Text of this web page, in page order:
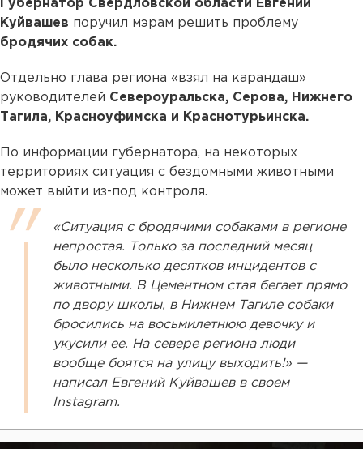
Губернатор Свердловской области Евгений
Куйвашев поручил мэрам решить проблему
бродячих собак.
Отдельно глава региона «взял на карандаш»
руководителей Североуральска, Серова, Нижнего
Тагила, Красноуфимска и Краснотурьинска.
По информации губернатора, на некоторых
территориях ситуация с бездомными животными
может выйти из-под контроля.
«Ситуация с бродячими собаками в регионе
непростая. Только за последний месяц
было несколько десятков инцидентов с
животными. В Цементном стая бегает прямо
по двору школы, в Нижнем Тагиле собаки
бросились на восьмилетнюю девочку и
укусили ее. На севере региона люди
вообще боятся на улицу выходить!» —
написал Евгений Куйвашев в своем
Instagram.